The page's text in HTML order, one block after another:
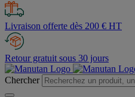
Livraison offerte dès 200 € HT
Retour gratuit sous 30 jours
Chercher